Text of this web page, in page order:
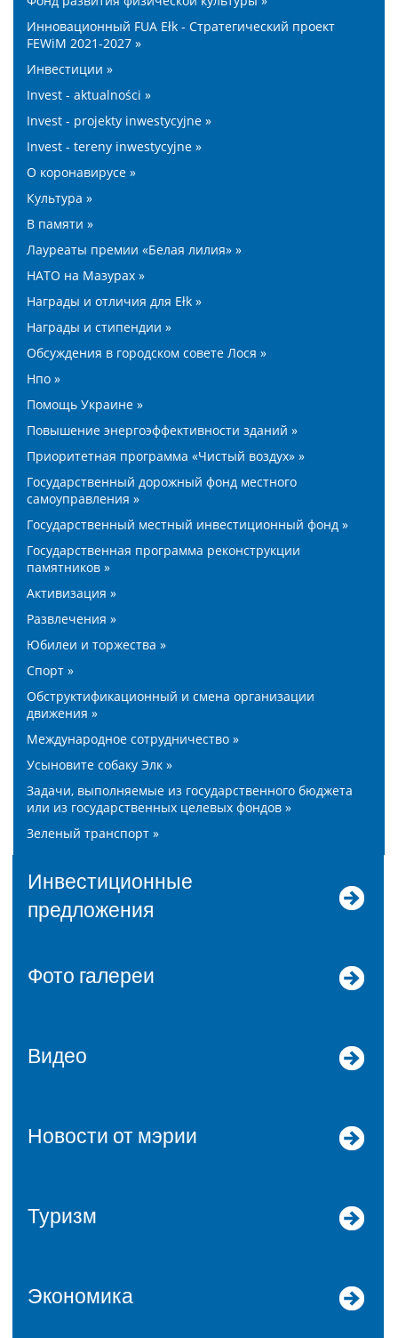
Инновационный FUA Ełk - Стратегический проект
FEWiM 2021-2027 »
Инвестиции »
Invest - aktualności »
Invest - projekty inwestycyjne »
Invest - tereny inwestycyjne »
О коронавирусе »
Культура »
В памяти »
Лауреаты премии «Белая лилия» »
НАТО на Мазурах »
Награды и отличия для Ełk »
Награды и стипендии »
Обсуждения в городском совете Лося »
Нпо »
Помощь Украине »
Повышение энергоэффективности зданий »
Приоритетная программа «Чистый воздух» »
Государственный дорожный фонд местного
самоуправления »
Государственный местный инвестиционный фонд »
Государственная программа реконструкции
памятников »
Активизация »
Развлечения »
Юбилеи и торжества »
Спорт »
Обструктификационный и смена организации
движения »
Международное сотрудничество »
Усыновите собаку Элк »
Задачи, выполняемые из государственного бюджета
или из государственных целевых фондов »
Зеленый транспорт »
Инвестиционные
предложения
Фото галереи
Видео
Новости от мэрии
Туризм
Экономика